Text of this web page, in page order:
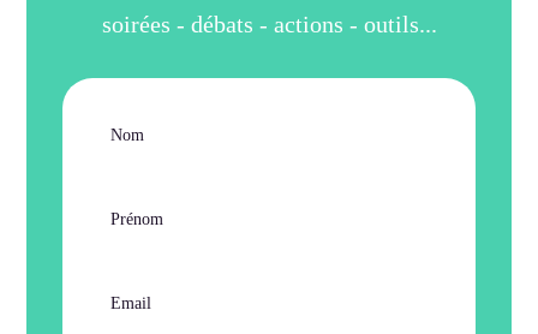
soirées - débats - actions - outils...
Nom
Prénom
Email